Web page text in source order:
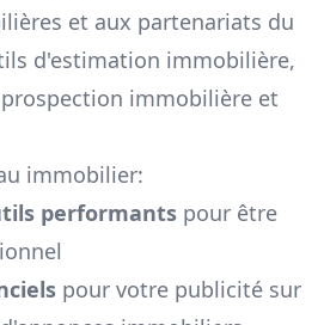
et aux partenariats du
d'estimation immobilière,
immobilière et
immobilier:
performants pour être
pour votre publicité sur